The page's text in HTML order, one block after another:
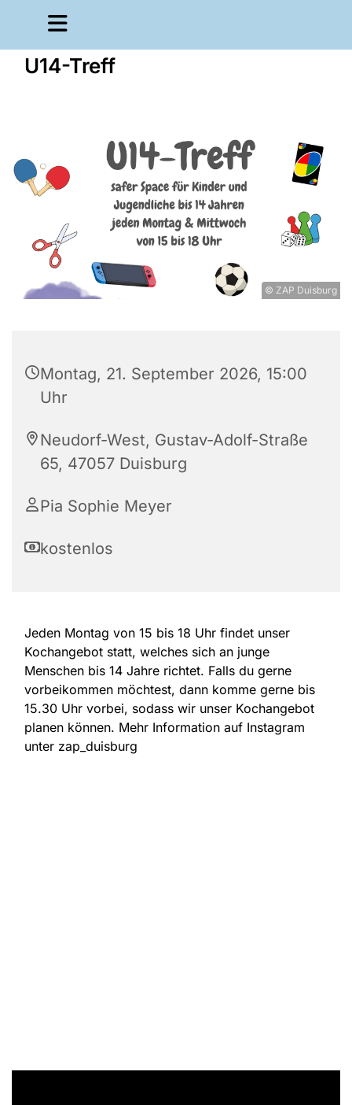
U14-Treff
© ZAP Duisburg
Montag, 21. September 2026, 15:00
Uhr
Neudorf-West, Gustav-Adolf-Straße
65, 47057 Duisburg
Pia Sophie Meyer
kostenlos
Jeden Montag von 15 bis 18 Uhr findet unser
Kochangebot statt, welches sich an junge
Menschen bis 14 Jahre richtet. Falls du gerne
vorbeikommen möchtest, dann komme gerne bis
15.30 Uhr vorbei, sodass wir unser Kochangebot
planen können. Mehr Information auf Instagram
unter zap_duisburg